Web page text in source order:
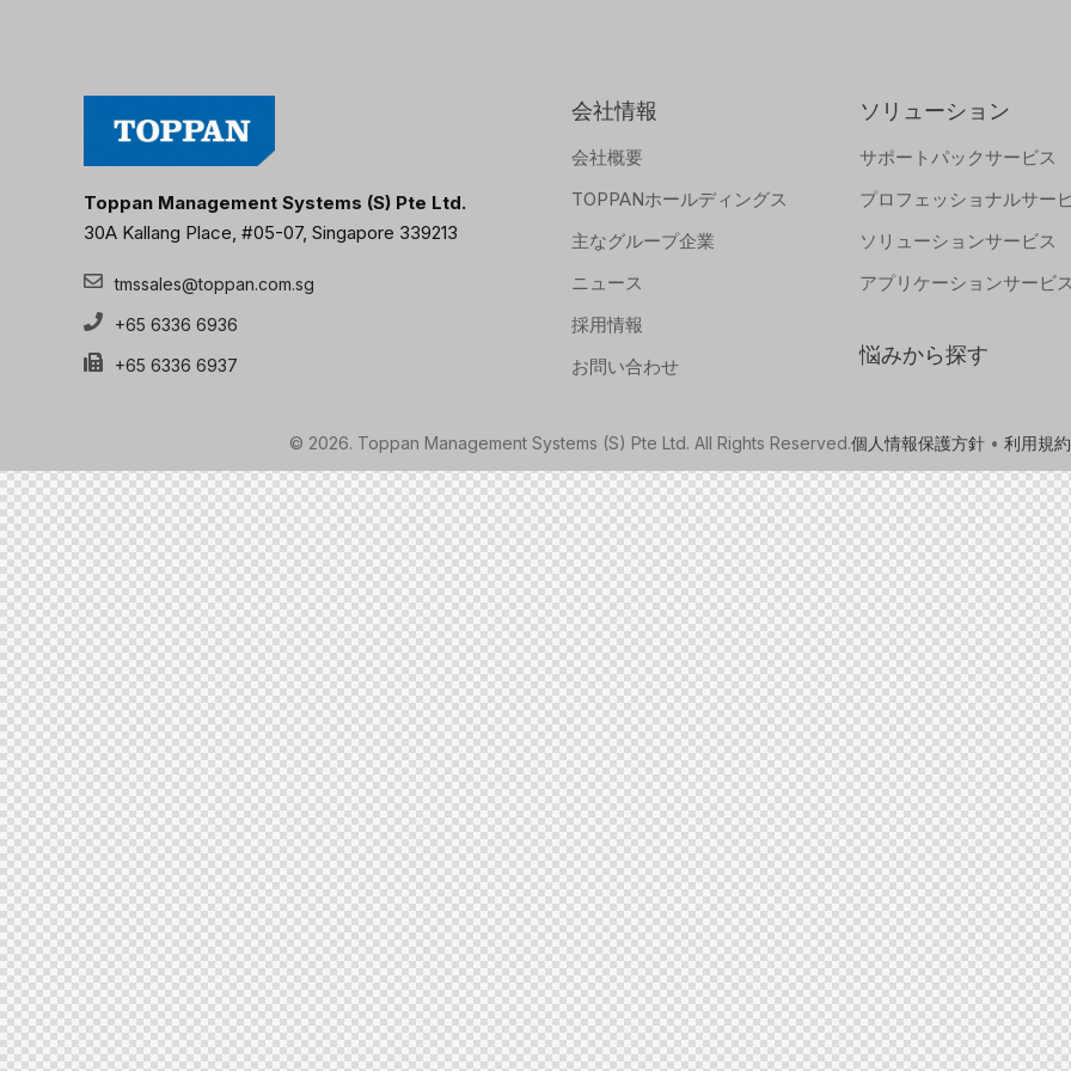
Toppan Management Systems (S) Pte Ltd.
30A Kallang Place, #05-07, Singapore 339213
tmssales@toppan.com.sg
+65 6336 6936
+65 6336 6937
会社情報
会社概要
TOPPANホールディングス
主なグループ企業
ニュース
採用情報
お問い合わせ
ソリューション
サポートパックサービス
プロフェッショナルサー
ソリューションサービス
アプリケーションサービス
悩みから探す
© 2026. Toppan Management Systems (S) Pte Ltd. All Rights Reserved.個人情報保護方針 • 利用規約